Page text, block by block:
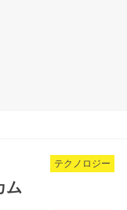
テクノロジー
ム